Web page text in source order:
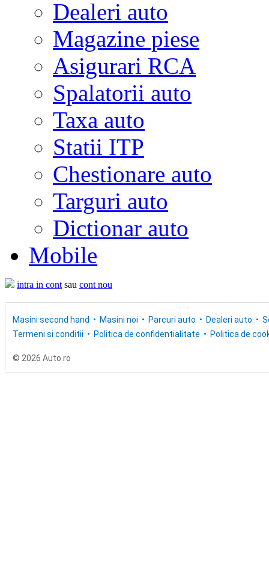
Dealeri auto
Magazine piese
Asigurari RCA
Spalatorii auto
Taxa auto
Statii ITP
Chestionare auto
Targuri auto
Dictionar auto
Mobile
intra in cont sau cont nou
Masini second hand Masini noi Parcuri auto Dealeri auto
Termeni si conditii
Politica de confidentialitate Politica de
© 2026 Auto.ro